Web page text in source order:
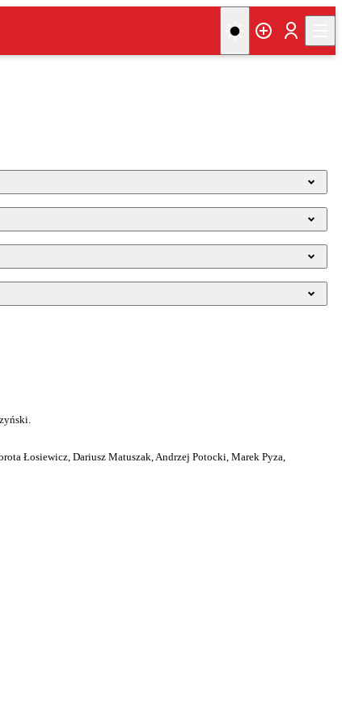
Łosiewicz, Dariusz Matuszak, Andrzej Potocki, Marek Pyza,